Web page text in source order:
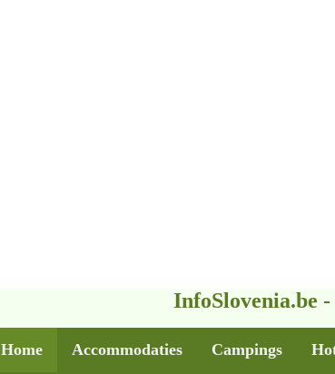
InfoSlovenia.be
Home Accommodaties Campings